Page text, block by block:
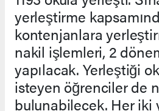
yerleştirme
kontenjanlara
nakil işlemleri, 2
yapılacak. Yerleştiği
isteyen öğrenciler de
bulunabilecek. Her iki